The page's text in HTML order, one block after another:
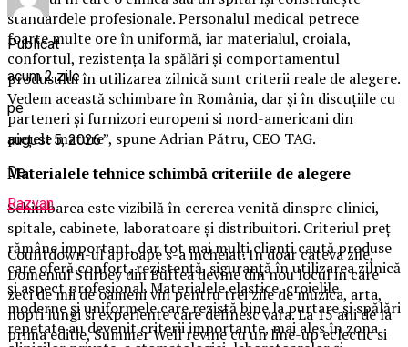
standardele profesionale. Personalul medical petrece
foarte multe ore în uniformă, iar materialul, croiala,
confortul, rezistența la spălări și comportamentul
produsului în utilizarea zilnică sunt criterii reale de alegere.
Vedem această schimbare în România, dar și în discuțiile cu
parteneri și furnizori europeni si nord-americani din
piețele mature”, spune Adrian Pătru, CEO TAG.
Materialele tehnice schimbă criteriile de alegere
Schimbarea este vizibilă în cererea venită dinspre clinici,
spitale, cabinete, laboratoare și distribuitori. Criteriul preț
rămâne important, dar tot mai mulți clienți caută produse
care oferă confort, rezistență, siguranță în utilizarea zilnică
și aspect profesional. Materialele elastice, croielile
moderne și uniformele care rezistă bine la purtare și spălări
repetate au devenit criterii importante, mai ales în zona
Publicat
acum 2 zile
pe
august 5, 2026
De
Razvan
Countdown-ul aproape s-a incheiat. In doar cateva zile,
Domeniul Stirbey din Buftea devine din nou locul in care
zeci de mii de oameni vin pentru trei zile de muzica, arta,
nopti lungi si experiente care definesc vara. La 15 ani de la
prima editie, Summer Well revine cu un line-up eclectic si